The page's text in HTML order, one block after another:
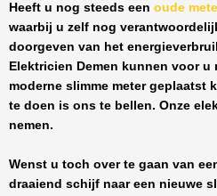
Heeft u nog steeds een oude
waarbij u zelf nog
doorgeven van het
Elektricien Demen kunnen voor u
moderne slimme meter geplaatst
te doen is ons te bellen. Onze
nemen.
Wenst u toch over te gaan van
draaiend schijf naar een nieuwe